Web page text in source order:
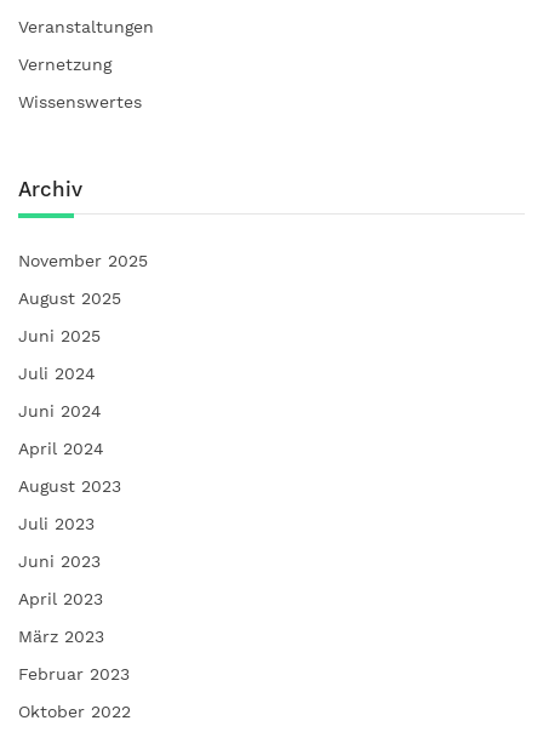
Veranstaltungen
Vernetzung
Wissenswertes
Archiv
November 2025
August 2025
Juni 2025
Juli 2024
Juni 2024
April 2024
August 2023
Juli 2023
Juni 2023
April 2023
März 2023
Februar 2023
Oktober 2022